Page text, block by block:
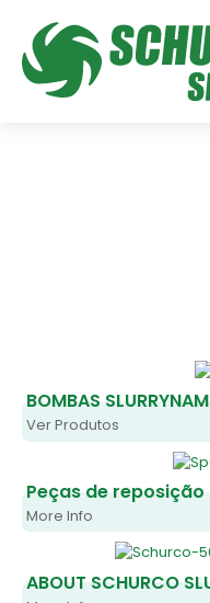
BOMBAS
Ver Produtos
Peças de reposição
More Info
ABOUT SCHURCO